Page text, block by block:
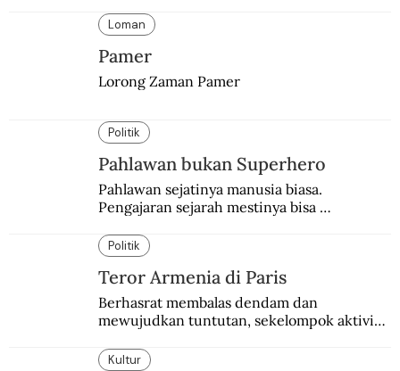
kampung lebih awal.
Loman
Pamer
Lorong Zaman Pamer
Politik
Pahlawan bukan Superhero
Pahlawan sejatinya manusia biasa.
Pengajaran sejarah mestinya bisa
Politik
Teror Armenia di Paris
Berhasrat membalas dendam dan
mewujudkan tuntutan, sekelompok aktivis
Paris.
Kultur